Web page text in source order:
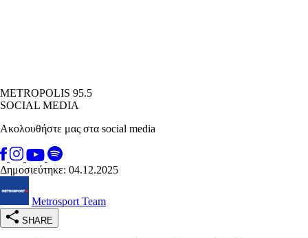
METROPOLIS 95.5
SOCIAL MEDIA
Ακολουθήστε μας στα social media
Δημοσιεύτηκε: 04.12.2025
Metrosport Team
SHARE